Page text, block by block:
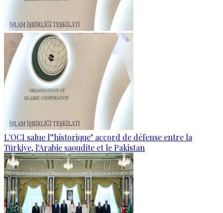
L'OCI salue l'"historique" accord de défense entre la
Türkiye, l'Arabie saoudite et le Pakistan